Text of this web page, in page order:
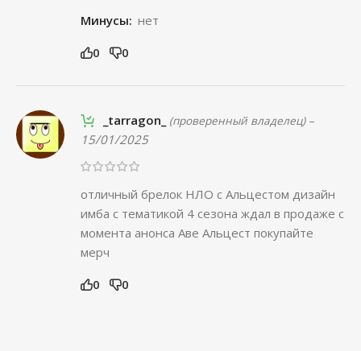
Минусы: нет
0 0
_tarragon_ (проверенный владелец) –
15/01/2025
отличный брелок НЛО с Альцестом дизайн
имба с тематикой 4 сезона ждал в продаже с
момента анонса Аве Альцест покупайте
мерч
0 0